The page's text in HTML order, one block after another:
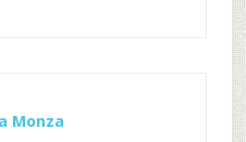
Monza